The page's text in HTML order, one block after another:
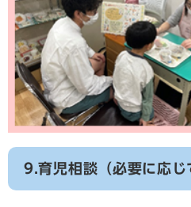
9.育児相談（必要に応じ